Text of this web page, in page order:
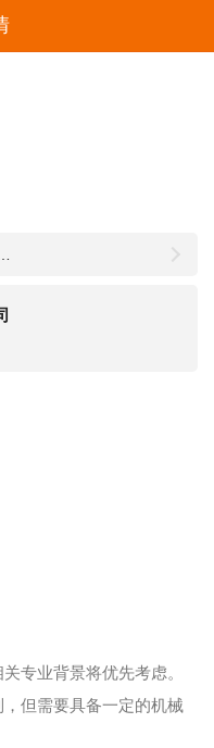
专业背景将优先考虑。
但需要具备一定的机械